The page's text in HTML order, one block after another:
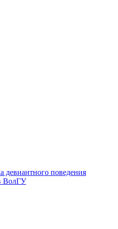
девиантного поведения
ВолГУ